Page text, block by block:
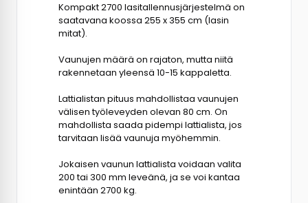
Kompakt 2700 lasitallennusjärjestelmä on
saatavana koossa 255 x 355 cm (lasin
mitat).
Vaunujen määrä on rajaton, mutta niitä
rakennetaan yleensä 10-15 kappaletta.
Lattialistan pituus mahdollistaa vaunujen
välisen työleveyden olevan 80 cm. On
mahdollista saada pidempi lattialista, jos
tarvitaan lisää vaunuja myöhemmin.
Jokaisen vaunun lattialista voidaan valita
200 tai 300 mm leveänä, ja se voi kantaa
enintään 2700 kg.